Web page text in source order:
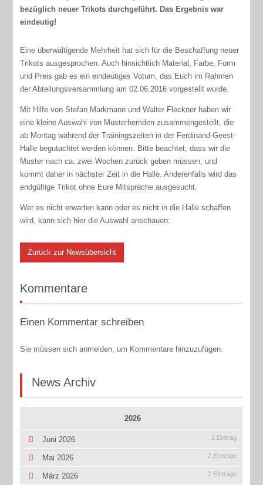
bezüglich neuer Trikots durchgeführt. Das Ergebnis war
eindeutig!
Eine überwältigende Mehrheit hat sich für die Beschaffung neuer
Trikots ausgesprochen. Auch hinsichtlich Material, Farbe, Form
und Preis gab es ein eindeutiges Votum, das Euch im Rahmen
der Abteilungsversammlung am 02.06.2016 vorgestellt wurde.
Mit Hilfe von Stefan Markmann und Walter Fleckner haben wir
eine kleine Auswahl von Musterhemden zusammengestellt, die
ab Montag während der Trainingszeiten in der Ferdinand-Geest-
Halle begutachtet werden können. Bitte beachtet, dass wir die
Muster nach ca. zwei Wochen zurück geben müssen, und
kommt daher in nächster Zeit in die Halle. Anderenfalls wird das
endgültige Trikot ohne Eure Mitsprache ausgesucht.
Wer es nicht erwarten kann oder es nicht in die Halle schaffen
wird, kann sich hier die Auswahl anschauen:
Zurück zur Newsübersicht
Kommentare
Einen Kommentar schreiben
Sie müssen sich anmelden, um Kommentare hinzuzufügen.
News Archiv
2026
Juni 2026 1 Eintrag
Mai 2026 2 Einträge
März 2026 2 Einträge